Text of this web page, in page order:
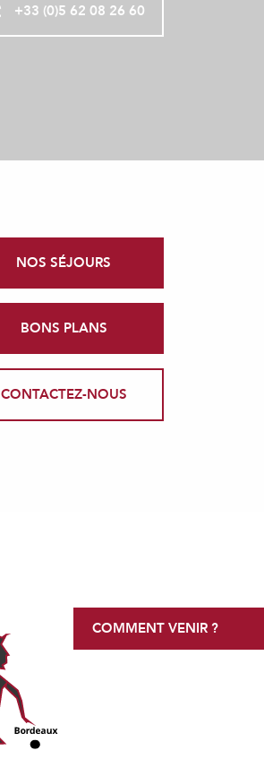
+33 (0)5 62 08 26 60
NOS SÉJOURS
BONS PLANS
CONTACTEZ-NOUS
COMMENT VENIR ?